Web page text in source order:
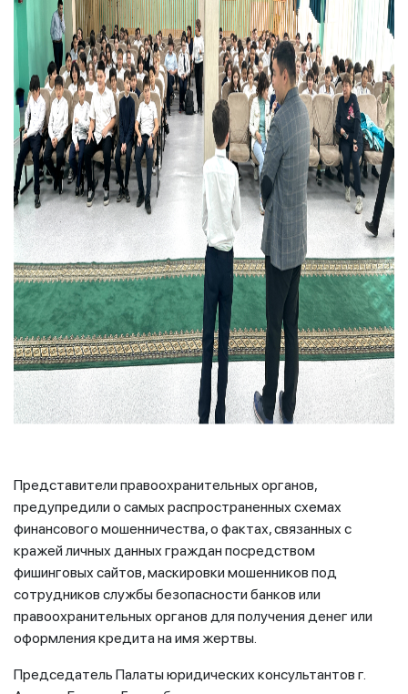
Представители правоохранительных органов,
предупредили о самых распространенных схемах
финансового мошенничества, о фактах, связанных с
кражей личных данных граждан посредством
фишинговых сайтов, маскировки мошенников под
сотрудников службы безопасности банков или
правоохранительных органов для получения денег или
оформления кредита на имя жертвы.
Председатель Палаты юридических консультантов г.